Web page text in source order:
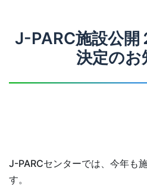
J-PARC施設公開
決定のお
J-PARCセンターでは、今年も
す。